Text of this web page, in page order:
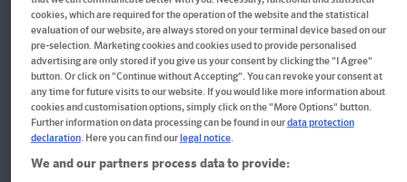
Im Buch blättern
QUID+ Feinmotorik entdecken
und entwickeln
cookies, which are required for the operation of the website and the statistical
evaluation of our website, are always stored on your terminal device based on our
pre-selection. Marketing cookies and cookies used to provide personalised
advertising are only stored if you give us your consent by clicking the "I Agree"
button. Or click on "Continue without Accepting". You can revoke your consent at
any time for future visits to our website. If you would like more information about
cookies and customisation options, simply click on the "More Options" button.
Further information on data processing can be found in ourdata protection
declaration. Here you can find our legal notice.
We and our partners process data to provide: